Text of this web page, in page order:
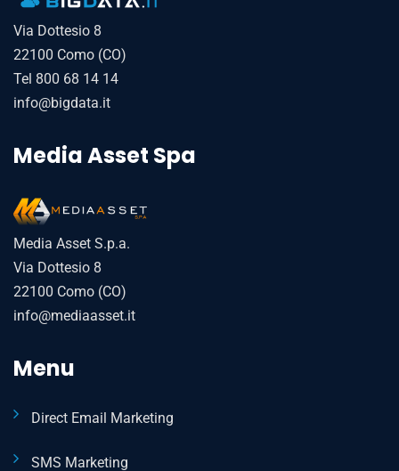
Via Dottesio 8
22100 Como (CO)
Tel 800 68 14 14
info@bigdata.it
Media Asset Spa
Media Asset S.p.a.
Via Dottesio 8
22100 Como (CO)
info@mediaasset.it
Menu
Direct Email Marketing
SMS Marketing